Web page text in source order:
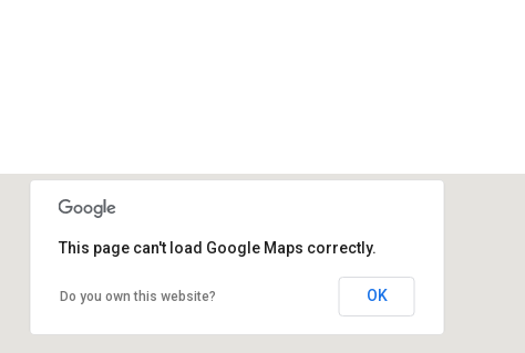
This page can't load Google Maps correctly.
Do you own this website? OK